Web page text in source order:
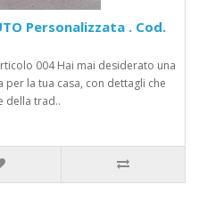
Personalizzata . Cod.
004 Hai mai desiderato una
per la tua casa, con dettagli che
della trad..